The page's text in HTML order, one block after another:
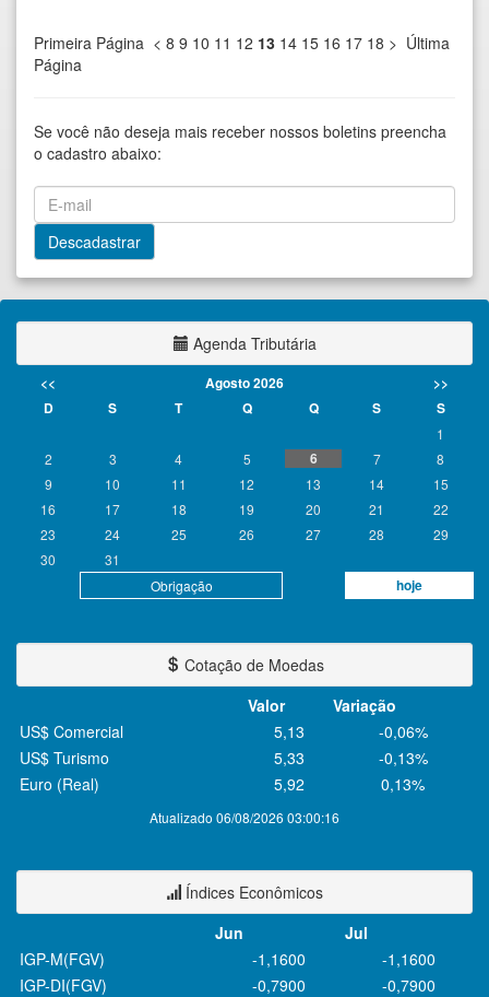
Primeira Página < 8 9 10 11 12 13 14 15 16 17 18 > Última
Página
Se você não deseja mais receber nossos boletins preencha
o cadastro abaixo:
Agenda Tributária
<< Agosto 2026
>>
D
S T Q Q S S
Obrigação hoje
1
2
3 4 5 6 7
8
9
10 11 12 13 14
15
16
17 18 19 20 21
22
23
24 25 26 27 28
29
30
31
Cotação de Moedas
Valor
Variação
Atualizado 06/08/2026 03:00:16
US$ Comercial 5,13
-0,06%
US$ Turismo
5,33
-0,13%
Euro (Real)
5,92 0,13%
Índices Econômicos
Jun
Jul
IGP-M(FGV)
-1,1600
-1,1600
IGP-DI(FGV)
-0,7900
-0,7900